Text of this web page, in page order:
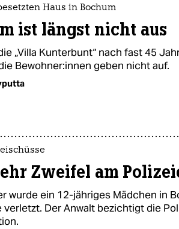
Haus in Bochum
ist längst nicht aus
„Villa Kunterbunt“ nach fast 45
Be­woh­ne­r:in­nen geben nicht auf.
Zweifel am
wurde ein 12-jähriges Mädchen in
verletzt. Der Anwalt bezichtigt die